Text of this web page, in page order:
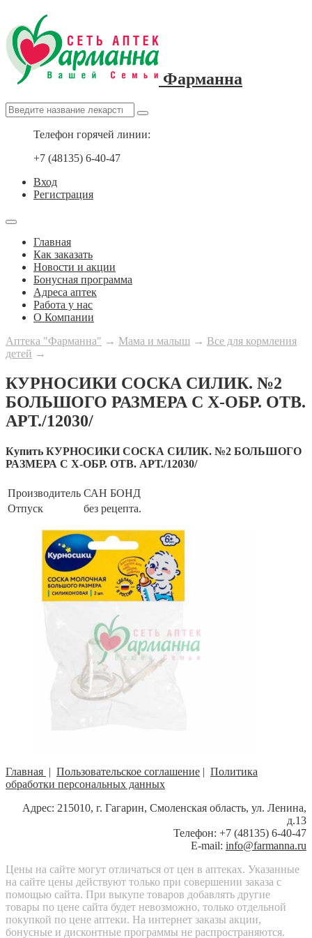
Фарманна
Телефон горячей линии:
+7 (48135) 6-40-47
Вход
Регистрация
Главная
Как заказать
Новости и акции
Бонусная программа
Адреса аптек
Работа у нас
О Компании
Аптека "Фарманна" → Мама и малыш → Все для кормления
детей →
КУРНОСИКИ СОСКА СИЛИК. №2
БОЛЬШОГО РАЗМЕРА С Х-ОБР. ОТВ.
АРТ./12030/
Купить КУРНОСИКИ СОСКА СИЛИК. №2 БОЛЬШОГО
РАЗМЕРА С Х-ОБР. ОТВ. АРТ./12030/
Производитель САН БОНД
Отпуск
без рецепта.
Главная | Пользовательское соглашение | Политика
обработки персональных данных
Адрес: 215010, г. Гагарин, Смоленская область, ул. Ленина,
д.13
Телефон: +7 (48135) 6-40-47
E-mail: info@farmanna.ru
Цены на сайте могут отличаться от цен в аптеках. Указанные
на сайте цены действуют только при совершении заказа с
помощью сайта. При выкупе товаров добавлять другие
товары по цене сайта будет невозможно, только отдельной
покупкой по цене аптеки. На интернет заказы акции,
бонусные и дисконтные программы не распространяются.